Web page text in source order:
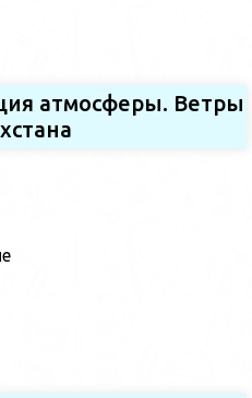
атмосферы. Ветры